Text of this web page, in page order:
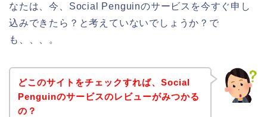
なたは、今、Social Penguinのサービスを今すぐ申し
込みできたら？と考えていないでしょうか？で
も、、、。
どこのサイトをチェックすれば、Social
Penguinのサービスのレビューがみつかる
の？